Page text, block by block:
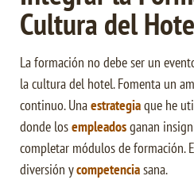
Cultura del
La formación no debe ser un
la cultura del hotel. Fomenta un
continuo. Unaestrategiaque he
donde losempleadosganan
completar módulos de formación.
diversión ycompetenciasana.